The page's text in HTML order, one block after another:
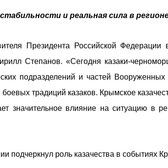
и реальная сила в
Президента Российской
Степанов. «Сегодня казаки-
подразделений и частей
традиций казаков. Крымское
значительное влияние на ситуацию в
подчеркнул роль казачества в событиях